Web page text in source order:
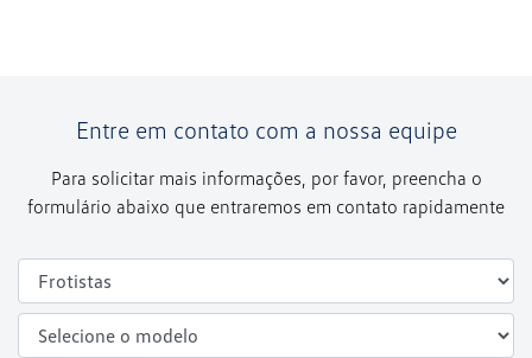
Entre em contato com a nossa equipe
Para solicitar mais informações, por favor, preencha o
formulário abaixo que entraremos em contato rapidamente